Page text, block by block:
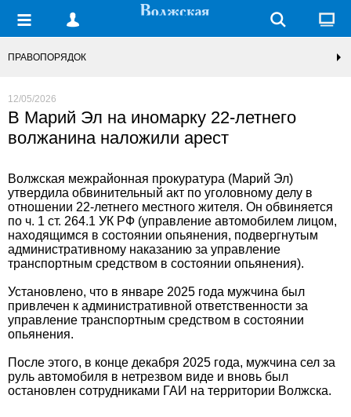
ПРАВОПОРЯДОК
12/05/2026
В Марий Эл на иномарку 22-летнего
волжанина наложили арест
Волжская межрайонная прокуратура (Марий Эл)
утвердила обвинительный акт по уголовному делу в
отношении 22-летнего местного жителя. Он обвиняется
по ч. 1 ст. 264.1 УК РФ (управление автомобилем лицом,
находящимся в состоянии опьянения, подвергнутым
административному наказанию за управление
транспортным средством в состоянии опьянения).
Установлено, что в январе 2025 года мужчина был
привлечен к административной ответственности за
управление транспортным средством в состоянии
опьянения.
После этого, в конце декабря 2025 года, мужчина сел за
руль автомобиля в нетрезвом виде и вновь был
остановлен сотрудниками ГАИ на территории Волжска.